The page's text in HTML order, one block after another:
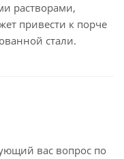
растворами,
привести к порче
стали.
вас вопрос по